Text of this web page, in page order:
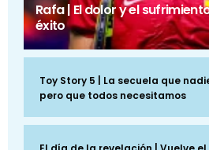
Rafa | El dolor y el
éxito
Toy Story 5 | La secuela que
pero que todos necesitamos